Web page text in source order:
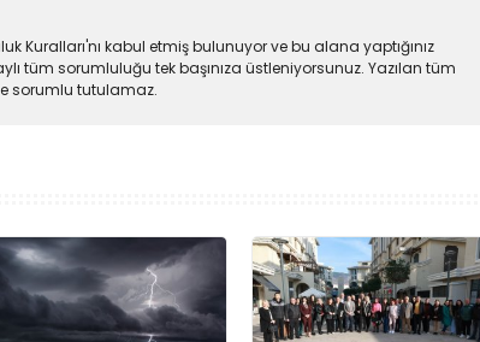
Kuralları'nı kabul etmiş bulunuyor ve bu alana yaptığınız
tüm sorumluluğu tek başınıza üstleniyorsunuz. Yazılan tüm
sorumlu tutulamaz.